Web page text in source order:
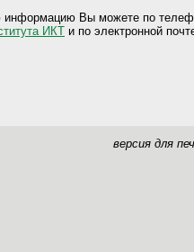
информацию Вы можете по
ИКТ и по электронной
версия для